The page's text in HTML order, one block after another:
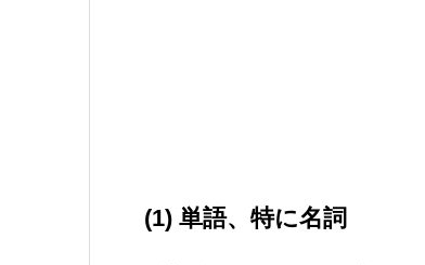
(1) 単語、特に名詞